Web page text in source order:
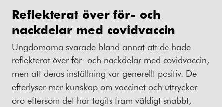
Reflekterat över för- och
nackdelar med covidvaccin
Ungdomarna svarade bland annat att de hade
reflekterat över för- och nackdelar med covidvaccin,
men att deras inställning var generellt positiv. De
efterlyser mer kunskap om vaccinet och uttrycker
oro eftersom det har tagits fram väldigt snabbt,